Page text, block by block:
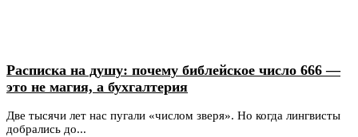
Расписка на душу: почему библейское число 666 —
это не магия, а бухгалтерия
Две тысячи лет нас пугали «числом зверя». Но когда лингвисты
добрались до...